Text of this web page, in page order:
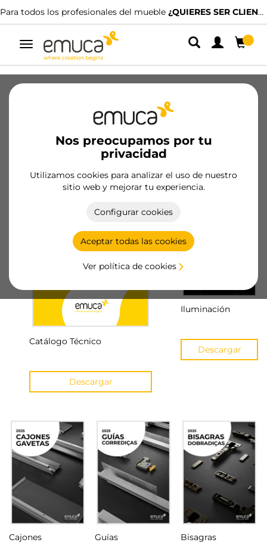
mueble¿QUIERES SER CLIENTE? Disponemos de distribuidores
Alternar
navegación
Nos preocupamos por tu
privacidad
Utilizamos cookies para analizar el uso de nuestro
sitio web y mejorar tu experiencia.
Configurar cookies
Aceptar todas las cookies
Ver política de cookies
Configuradores
Magazine
Catálogo Técnico
Descargar
Iluminación
Descargar
Cajones Guías Bisagras